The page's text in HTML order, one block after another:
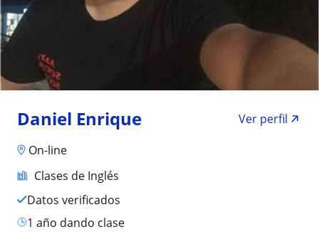
Daniel Enrique
Ver perfil
On-line
Clases de Inglés
Datos verificados
1 año dando clase